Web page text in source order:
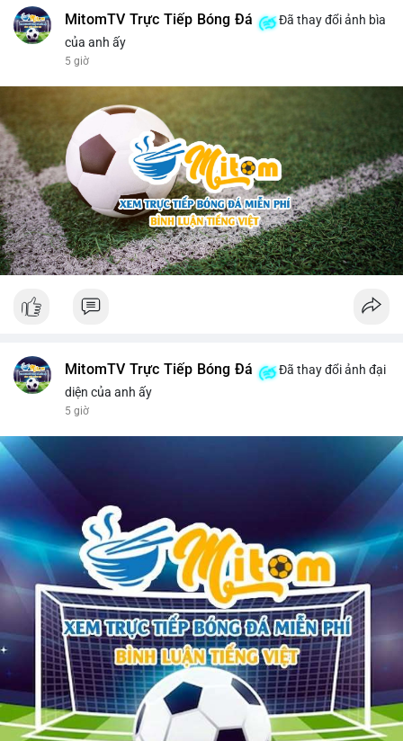
MitomTV Trực Tiếp Bóng Đá
Đã thay đổi ảnh bìa
của anh ấy
5 giờ
MitomTV Trực Tiếp Bóng Đá
Đã thay đổi ảnh đại
diện của anh ấy
5 giờ